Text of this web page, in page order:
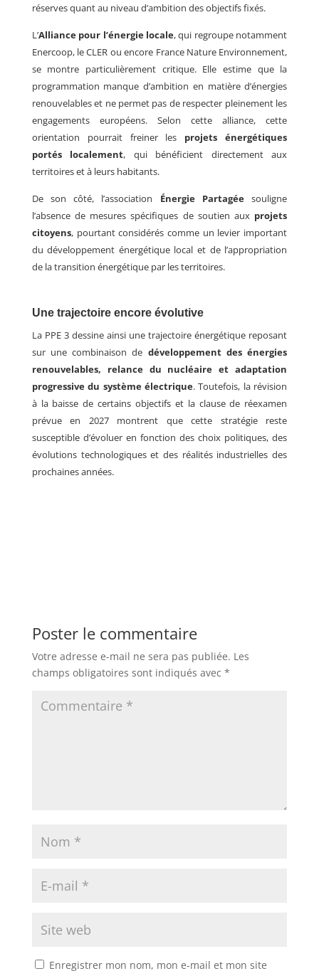
réserves quant au niveau d’ambition des objectifs fixés.
L’Alliance pour l’énergie locale, qui regroupe notamment
Enercoop, le CLER ou encore France Nature Environnement,
se montre particulièrement critique. Elle estime que la
programmation manque d’ambition en matière d’énergies
renouvelables et ne permet pas de respecter pleinement les
engagements européens. Selon cette alliance, cette
orientation pourrait freiner les projets énergétiques
portés localement, qui bénéficient directement aux
territoires et à leurs habitants.
De son côté, l’association Énergie Partagéesouligne
l’absence de mesures spécifiques de soutien aux projets
citoyens, pourtant considérés comme un levier important
du développement énergétique local et de l’appropriation
de la transition énergétique par les territoires.
Une trajectoire encore évolutive
La PPE 3 dessine ainsi une trajectoire énergétique reposant
sur une combinaison de développement des énergies
renouvelables, relance du nucléaire et adaptation
progressive du système électrique. Toutefois, la révision
à la baisse de certains objectifs et la clause de réexamen
prévue en 2027 montrent que cette stratégie reste
susceptible d’évoluer en fonction des choix politiques, des
évolutions technologiques et des réalités industrielles des
prochaines années.
Poster le commentaire
Votre adresse e-mail ne sera pas publiée. Les
champs obligatoires sont indiqués avec *
Enregistrer mon nom, mon e-mail et mon site